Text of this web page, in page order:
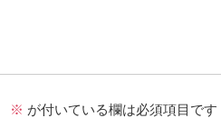
※ が付いている欄は必須項目です